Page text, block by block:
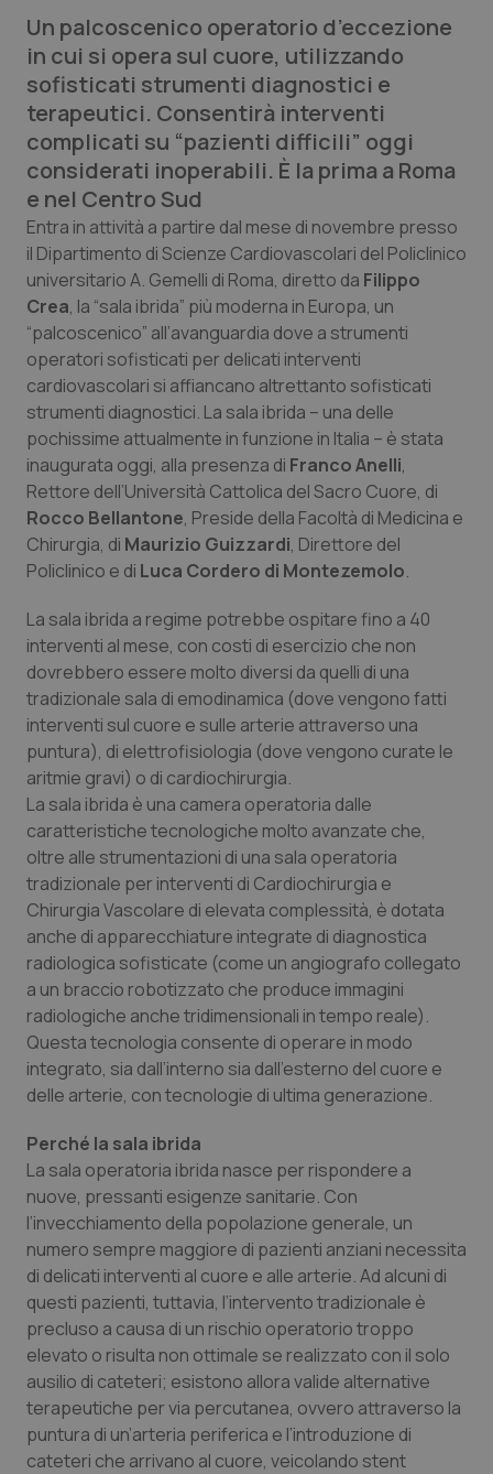
Lettere al direttore
Edizioni Regionali
QS Pro
Professionisti Sanitari.AI
Abruzzo
Basilicata
Calabria
Campania
Emilia-Romagna
Friuli Venezia Giulia
Liguria
Lombardia
Marche
Molise
Piemonte
Provincia Autonoma di Bolzano
Provincia Autonoma di Trento
Puglia
Sardegna
Sicilia
Toscana
Umbria
Valle D’Aosta
Veneto
QS Pro Gold
Artrite & artrosi
Asma & BPCO
Car-T
Colesterolo & coronaropatie
Dermatite Atopica
Disturbi dell’umore
Dolore
Donna & Salute
Epatiti
HIV
Infezioni & Febbre
Ipertensione & Scompenso
Malattie rare
Malattia di Crohn & Rettocolite Ulcerosa
Neuroscienze & patologie neurodegenerative
Obesità
Oftalmologia
Oncodermatologia
Oncoematologia
Oncologia & Nutrizione
QS Club Newsletter
Un palcoscenico operatorio d’eccezione
in cui si opera sul cuore, utilizzando
sofisticati strumenti diagnostici e
terapeutici. Consentirà interventi
complicati su “pazienti difficili” oggi
considerati inoperabili. È la prima a Roma
e nel Centro Sud
Entra in attività a partire dal mese di novembre presso
il Dipartimento di Scienze Cardiovascolari del Policlinico
universitario A. Gemelli di Roma, diretto da Filippo
Crea, la “sala ibrida” più moderna in Europa, un
“palcoscenico” all’avanguardia dove a strumenti
operatori sofisticati per delicati interventi
cardiovascolari si affiancano altrettanto sofisticati
strumenti diagnostici. La sala ibrida – una delle
pochissime attualmente in funzione in Italia – è stata
inaugurata oggi, alla presenza di Franco Anelli,
Rettore dell’Università Cattolica del Sacro Cuore, di
Rocco Bellantone, Preside della Facoltà di Medicina e
Chirurgia, di Maurizio Guizzardi, Direttore del
Policlinico e di Luca Cordero di Montezemolo.
La sala ibrida a regime potrebbe ospitare fino a 40
interventi al mese, con costi di esercizio che non
dovrebbero essere molto diversi da quelli di una
tradizionale sala di emodinamica (dove vengono fatti
interventi sul cuore e sulle arterie attraverso una
puntura), di elettrofisiologia (dove vengono curate le
aritmie gravi) o di cardiochirurgia.
La sala ibrida è una camera operatoria dalle
caratteristiche tecnologiche molto avanzate che,
oltre alle strumentazioni di una sala operatoria
tradizionale per interventi di Cardiochirurgia e
Chirurgia Vascolare di elevata complessità, è dotata
anche di apparecchiature integrate di diagnostica
radiologica sofisticate (come un angiografo collegato
a un braccio robotizzato che produce immagini
radiologiche anche tridimensionali in tempo reale).
Questa tecnologia consente di operare in modo
integrato, sia dall’interno sia dall’esterno del cuore e
delle arterie, con tecnologie di ultima generazione.
Perché la sala ibrida
La sala operatoria ibrida nasce per rispondere a
nuove, pressanti esigenze sanitarie. Con
l’invecchiamento della popolazione generale, un
numero sempre maggiore di pazienti anziani necessita
di delicati interventi al cuore e alle arterie. Ad alcuni di
questi pazienti, tuttavia, l’intervento tradizionale è
precluso a causa di un rischio operatorio troppo
elevato o risulta non ottimale se realizzato con il solo
ausilio di cateteri; esistono allora valide alternative
terapeutiche per via percutanea, ovvero attraverso la
puntura di un’arteria periferica e l’introduzione di
cateteri che arrivano al cuore, veicolando stent